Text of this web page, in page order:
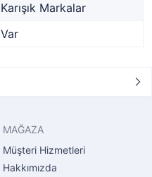
Karışık Markalar
Var
MAĞAZA
Müşteri Hizmetleri
Hakkımızda